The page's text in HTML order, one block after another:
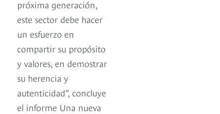
próxima generación,
este sector debe hacer
un esfuerzo en
compartir su propósito
y valores, en demostrar
su herencia y
autenticidad”, concluye
el informe Una nueva